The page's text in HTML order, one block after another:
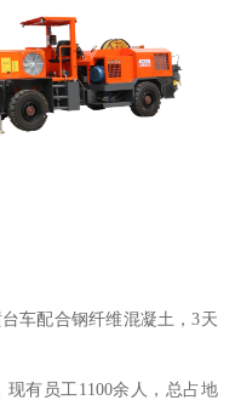
车配合钢纤维混凝土，3天
有员工1100余人，总占地